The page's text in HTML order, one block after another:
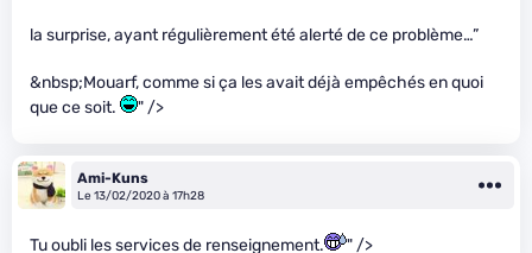
la surprise, ayant régulièrement été alerté de ce problème…”
&nbsp;Mouarf, comme si ça les avait déjà empêchés en quoi
que ce soit.
" />
Ami-Kuns
Le 13/02/2020 à 17h28
Tu oubli les services de renseignement. " />